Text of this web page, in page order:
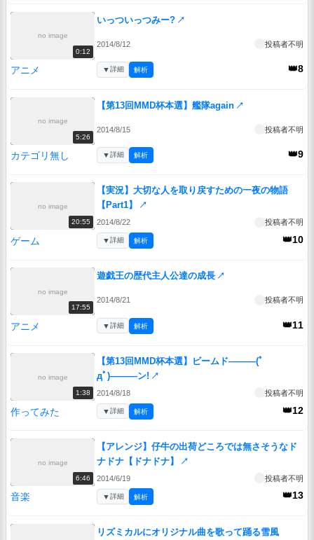
no image
0:12
いっついっつみー? ↗
2014/8/12 投稿者不明
アニメ 👑8
▼詳細 解析
no image
5:26
【第13回MMD杯本選】艦隊again ↗
2014/8/15 投稿者不明
カテゴリ無し 👑9
▼詳細 解析
no image
20:55
【実況】大切な人を取り戻すための一夜の物語
【Part1】
↗
2014/8/22 投稿者不明
ゲーム 👑10
▼詳細 解析
no image
17:55
遊戯王の歴代主人公達の成長 ↗
2014/8/21 投稿者不明
アニメ 👑11
▼詳細 解析
no image
1:38
【第13回MMD杯本選】ビームド―――(ﾟ
дﾟ)―――ン! ↗
2014/8/18 投稿者不明
作ってみた 👑12
▼詳細 解析
no image
6:46
【アレンジ】仔牛の出荷どころでは無さそうなド
ナドナ【ドナドナ】
↗
2014/6/19 投稿者不明
音楽 👑13
▼詳細 解析
リズミカルにオリジナル曲を歌って踊る雪風